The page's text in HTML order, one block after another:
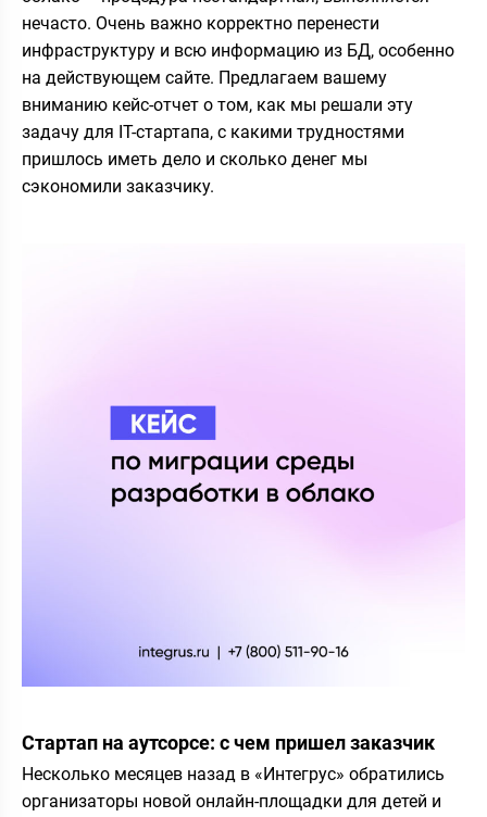
нечасто. Очень важно корректно перенести
инфраструктуру и всю информацию из БД, особенно
на действующем сайте. Предлагаем вашему
вниманию кейс-отчет о том, как мы решали эту
задачу для IT-стартапа, с какими трудностями
пришлось иметь дело и сколько денег мы
сэкономили заказчику.
Стартап на аутсорсе: с чем пришел заказчик
Несколько месяцев назад в «Интегрус» обратились
организаторы новой онлайн-площадки для детей и